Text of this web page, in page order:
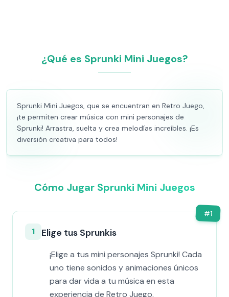
¿Qué es Sprunki Mini Juegos?
Sprunki Mini Juegos, que se encuentran en Retro Juego,
¡te permiten crear música con mini personajes de
Sprunki! Arrastra, suelta y crea melodías increíbles. ¡Es
diversión creativa para todos!
Cómo Jugar Sprunki Mini Juegos
#1
1 Elige tus Sprunkis
¡Elige a tus mini personajes Sprunki! Cada
uno tiene sonidos y animaciones únicos
para dar vida a tu música en esta
experiencia de Retro Juego.